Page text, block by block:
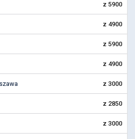
z 5900
z 4900
z 5900
z 4900
z 3000
z 2850
z 3000